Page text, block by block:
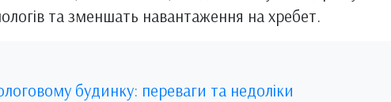
та зменшать навантаження на хребет.
будинку: переваги та недоліки